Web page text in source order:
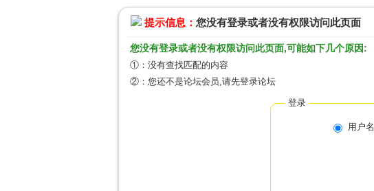
提示信息： 您没有登录或者没有权限访问此页面
您没有登录或者没有权限访问此页面,可能如下几个原因:
①：没有查找匹配的内容
②：您还不是论坛会员,请先登录论坛
登录
用户名